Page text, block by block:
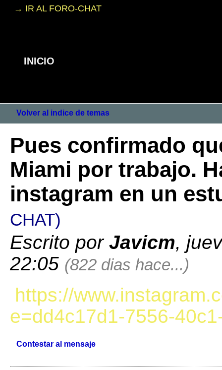
→ IR AL FORO-CHAT
INICIO
Volver al indice de temas
Pues confirmado
Miami por trabajo.
instagram en un
CHAT)
Escrito por Javicm,
22:05 (822 dias hace...)
https://
e=dd4c17d1-7556-
Contestar al mensaje